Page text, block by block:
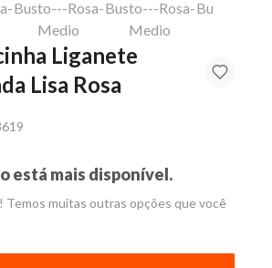
Liganete
Lisa Rosa
está mais disponível.
Temos muitas outras opções que você